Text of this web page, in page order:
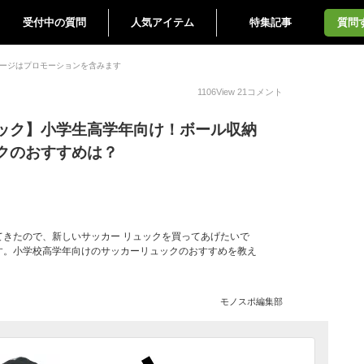
受付中の質問 人気アイテム 特集記事 質問
ジはプロモーションを含みます
1106View 21 コメント
ク】小学生高学年向け！ボール収納
のおすすめは？
たので、新しいサッカー リュックを買ってあげたいで
小学校高学年向けのサッカーリュックのおすすめを教え
モノスポ編集部